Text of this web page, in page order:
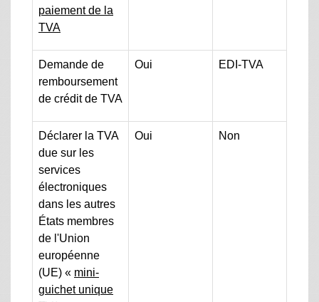
paiement de la
TVA
Demande de
remboursement
de crédit de TVA
Oui EDI-TVA
Déclarer la TVA
due sur les
services
électroniques
dans les autres
États membres
de l'Union
européenne
(UE) « mini-
guichet unique
Oui Non